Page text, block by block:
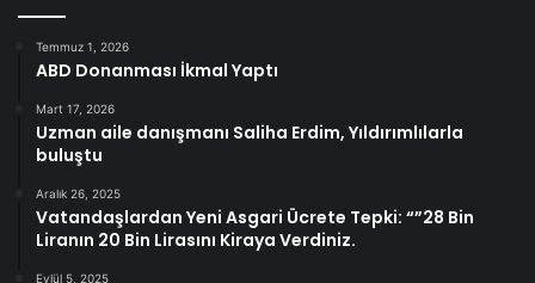
Temmuz 1, 2026
ABD Donanması İkmal Yaptı
Mart 17, 2026
Uzman aile danışmanı Saliha Erdim, Yıldırımlılarla
buluştu
Aralık 26, 2025
Vatandaşlardan Yeni Asgari Ücrete Tepki: “”28 Bin
Liranın 20 Bin Lirasını Kiraya Verdiniz.
Eylül 5, 2025